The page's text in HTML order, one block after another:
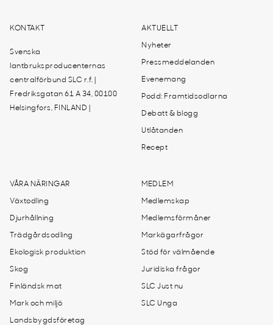
KONTAKT
Svenska
lantbruksproducenternas
centralförbund SLC r.f. |
Fredriksgatan 61 A 34, 00100
Helsingfors, FINLAND |
AKTUELLT
Nyheter
Pressmeddelanden
Evenemang
Podd: Framtidsodlarna
Debatt & blogg
Utlåtanden
Recept
VÅRA NÄRINGAR
Växtodling
Djurhållning
Trädgårdsodling
Ekologisk produktion
Skog
Finländsk mat
Mark och miljö
Landsbygdsföretag
MEDLEM
Medlemskap
Medlemsförmåner
Markägarfrågor
Stöd för välmående
Juridiska frågor
SLC Just nu
SLC Unga